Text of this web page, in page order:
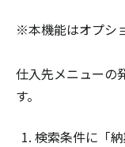
※本機能はオプシ
仕入先メニューの
す。
検索条件に「